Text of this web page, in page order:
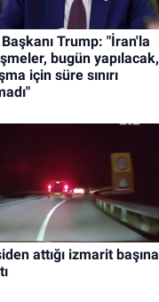
Trump: "İran'la
bugün yapılacak,
için süre sınırı
attığı izmarit başına